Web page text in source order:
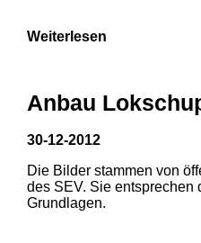
1 2
Weiterlesen
Anbau
30-12-2012
Die Bilder stammen von
des SEV. Sie entsprechen
Grundlagen.